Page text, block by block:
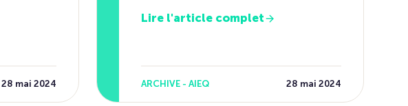
28 mai 2024
Lire l'article complet
ARCHIVE - AIEQ 28 mai 2024